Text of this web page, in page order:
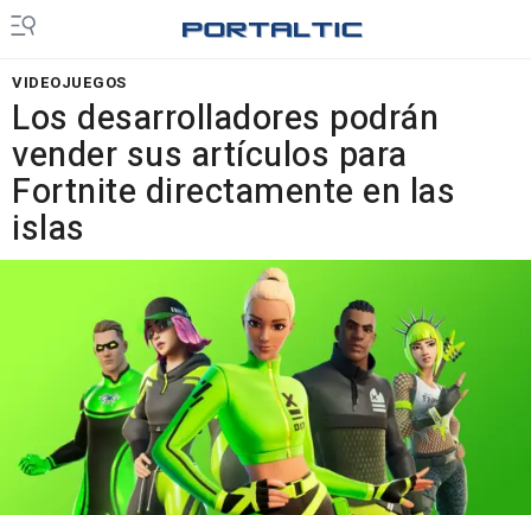
VIDEOJUEGOS
Los desarrolladores podrán
vender sus artículos para
Fortnite directamente en las
islas